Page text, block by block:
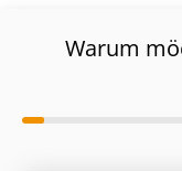
Warum